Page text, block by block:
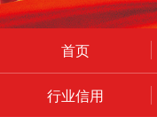
首页
行业信用